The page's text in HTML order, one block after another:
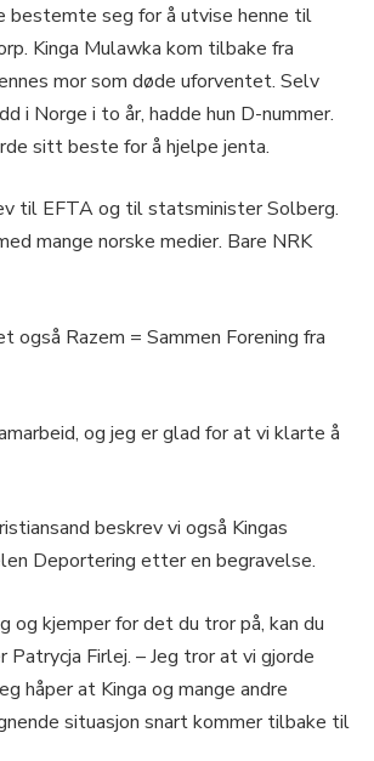
bestemte seg for å utvise henne til
Kinga Mulawka kom tilbake fra
mor som døde uforventet. Selv
i Norge i to år, hadde hun D-nummer.
sitt beste for å hjelpe jenta.
til EFTA og til statsminister Solberg.
mange norske medier. Bare NRK
også Razem = Sammen Forening fra
og jeg er glad for at vi klarte å
beskrev vi også Kingas
Deportering etter en begravelse.
og kjemper for det du tror på, kan du
Patrycja Firlej. – Jeg tror at vi gjorde
håper at Kinga og mange andre
situasjon snart kommer tilbake til